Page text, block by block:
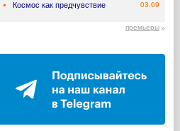
Космос как предчувствие 03.09
премьеры